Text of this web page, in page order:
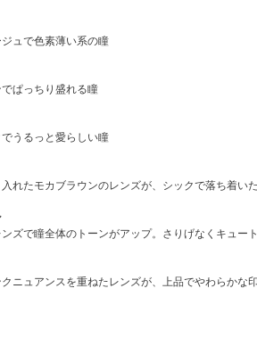
ュで色素薄い系の瞳
ぱっちり盛れる瞳
うるっと愛らしい瞳
れたモカブラウンのレンズが、シックで落ち着い
ズで瞳全体のトーンがアップ。さりげなくキュー
ニュアンスを重ねたレンズが、上品でやわらかな